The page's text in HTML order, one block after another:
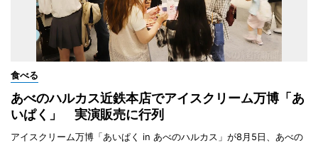
食べる
あべのハルカス近鉄本店でアイスクリーム万博「あ
いぱく」 実演販売に行列
アイスクリーム万博「あいぱく in あべのハルカス」が8月5日、あべの